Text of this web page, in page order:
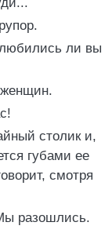
ли вы
столик и,
губами ее
смотря
разошлись.